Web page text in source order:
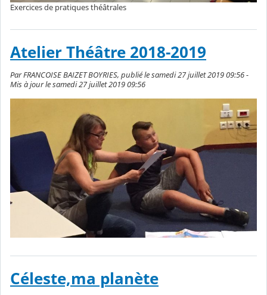
Exercices de pratiques théâtrales
Atelier Théâtre 2018-2019
Par FRANCOISE BAIZET BOYRIES, publié le samedi 27 juillet 2019 09:56 -
Mis à jour le samedi 27 juillet 2019 09:56
Céleste,ma planète